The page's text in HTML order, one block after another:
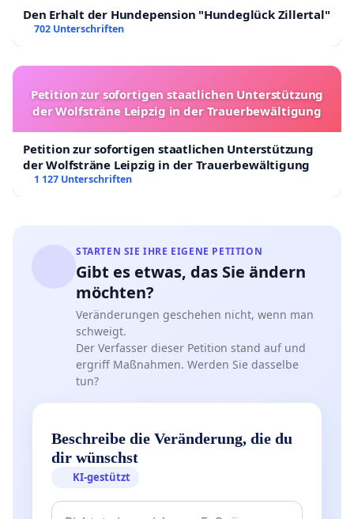
Den Erhalt der Hundepension "Hundeglück Zillertal"
702 Unterschriften
Petition zur sofortigen staatlichen Unterstützung
der Wolfsträne Leipzig in der Trauerbewältigung
Petition zur sofortigen staatlichen Unterstützung
der Wolfsträne Leipzig in der Trauerbewältigung
1 127 Unterschriften
STARTEN SIE IHRE EIGENE PETITION
Gibt es etwas, das Sie ändern
möchten?
Veränderungen geschehen nicht, wenn man
schweigt.
Der Verfasser dieser Petition stand auf und
ergriff Maßnahmen. Werden Sie dasselbe
tun?
Beschreibe die Veränderung, die du
dir wünschst
KI-gestützt